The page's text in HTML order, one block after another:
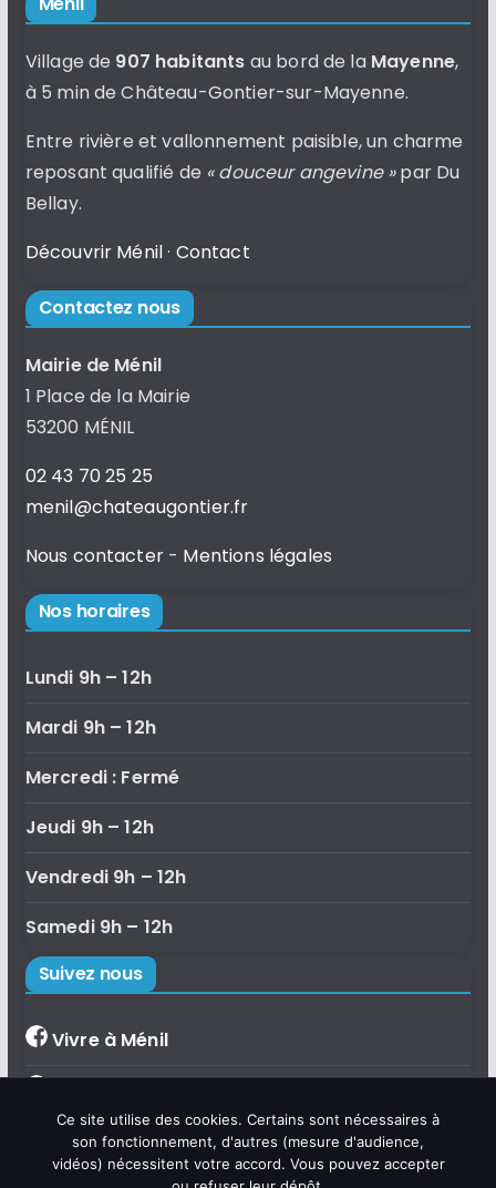
Village de 907 habitants au bord de la Mayenne,
à 5 min de Château-Gontier-sur-Mayenne.
Entre rivière et vallonnement paisible, un charme
reposant qualifié de « douceur angevine »par Du
Bellay.
Découvrir Ménil· Contact
Contactez nous
Mairie de Ménil
1 Place de la Mairie
53200 MÉNIL
02 43 70 25 25
menil@chateaugontier.fr
Nous contacter- Mentions légales
Nos horaires
Lundi 9h – 12h
Mardi 9h – 12h
Mercredi : Fermé
Jeudi 9h – 12h
Vendredi 9h – 12h
Samedi 9h – 12h
Suivez nous
Vivre à Ménil
Accueil de loisirs
Bonjour, je suis Émilie, l'assistante
virtuelle de la commune de Ménil.
Posez-moi vos questions sur la vie
Ce site utilise des cookies. Certains sont nécessaires à
son fonctionnement, d'autres (mesure d'audience,
vidéos) nécessitent votre accord. Vous pouvez accepter